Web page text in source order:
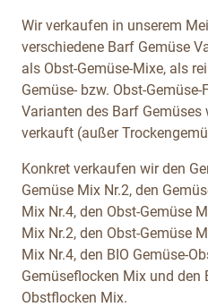
Wir verkaufen in unserem
verschiedene Barf Gemüse
als Obst-Gemüse-Mixe, als
Gemüse- bzw. Obst-
Varianten des Barf
verkauft (außer
Konkret verkaufen wir den
Gemüse Mix Nr.2, den
Mix Nr.4, den Obst-Gemüse
Mix Nr.2, den Obst-Gemüse
Mix Nr.4, den BIO Gemüse-
Gemüseflocken Mix und den
Obstflocken Mix.